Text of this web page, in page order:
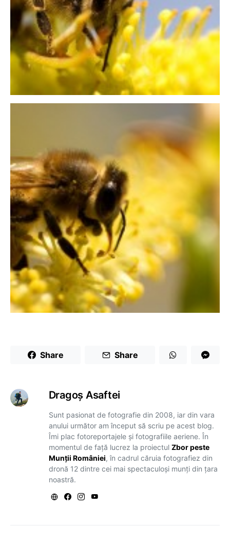
Share Share
Dragoş Asaftei
Sunt pasionat de fotografie din 2008, iar din vara
anului următor am început să scriu pe acest blog.
Îmi plac fotoreportajele și fotografiile aeriene. În
momentul de față lucrez la proiectul Zbor peste
Munții României, în cadrul căruia fotografiez din
dronă 12 dintre cei mai spectaculoși munți din țara
noastră.